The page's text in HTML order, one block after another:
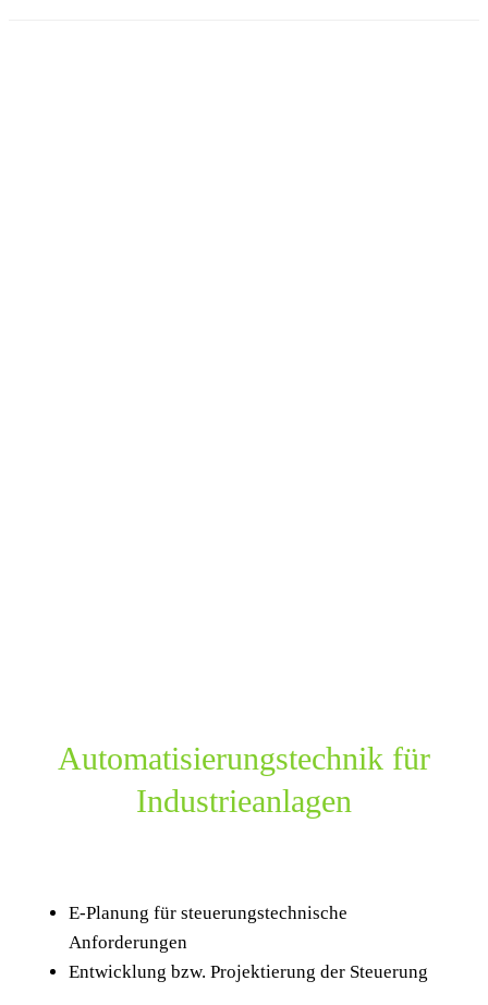
Automatisierungs­technik für
Industrieanlagen
E-Planung für steuerungstechnische
Anforderungen
Entwicklung bzw. Projektierung der Steuerung